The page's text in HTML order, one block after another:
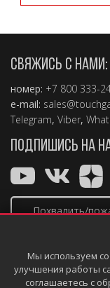
СВЯЖИСЬ С НАМИ:
номер: +7 800 333-
e-mail:
Telegram, Viber,
ПОДПИШИСЬ НА
Похвалить/
Мы используем
улучшения работы
соглашаетесь с